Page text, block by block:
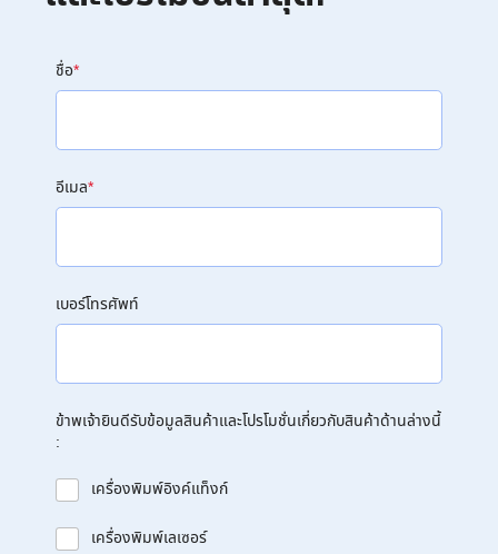
ชื่อ*
อีเมล*
เบอร์โทรศัพท์
ข้าพเจ้ายินดีรับข้อมูลสินค้าและโปรโมชั่นเกี่ยวกับสินค้าด้านล่างนี้
:
เครื่องพิมพ์อิงค์แท็งก์
เครื่องพิมพ์เลเซอร์